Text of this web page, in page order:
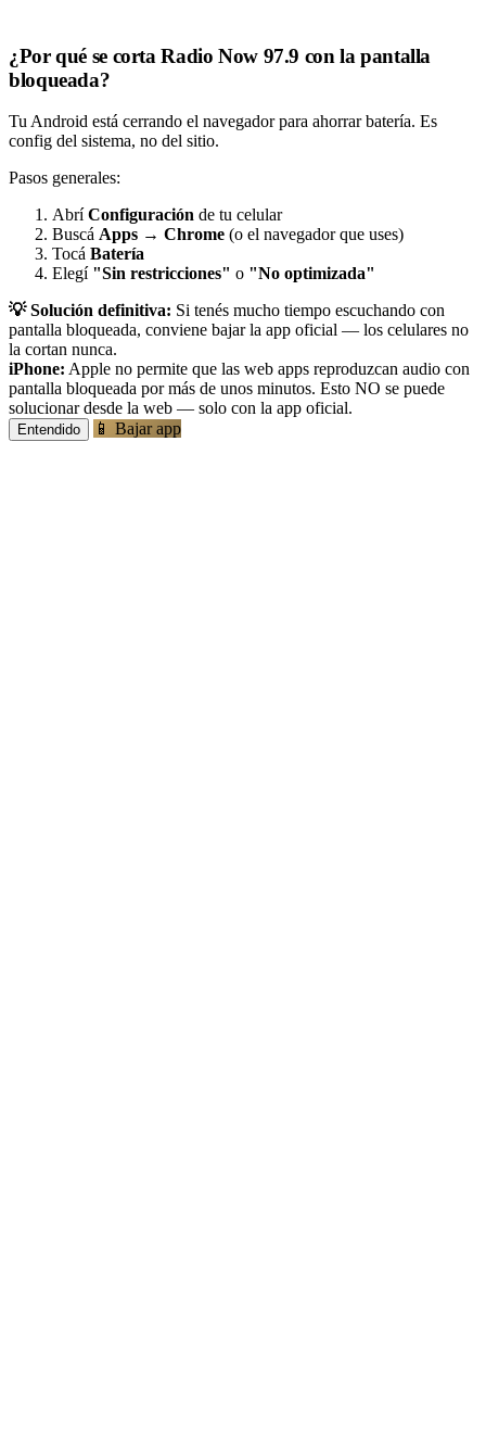
¿Por qué se corta Radio Now 97.9 con la pantalla
bloqueada?
Tu Android está cerrando el navegador para ahorrar batería. Es
config del sistema, no del sitio.
Pasos generales:
AbríConfiguración de tu celular
Buscá Apps → Chrome (o el navegador que uses)
Tocá Batería
Elegí "Sin restricciones" o "No optimizada"
💡 Solución definitiva: Si tenés mucho tiempo escuchando con
pantalla bloqueada, conviene bajar la app oficial — los celulares no
la cortan nunca.
iPhone: Apple no permite que las web apps reproduzcan audio con
pantalla bloqueada por más de unos minutos. Esto NO se puede
solucionar desde la web — solo con la app oficial.
Entendido 📱 Bajar app